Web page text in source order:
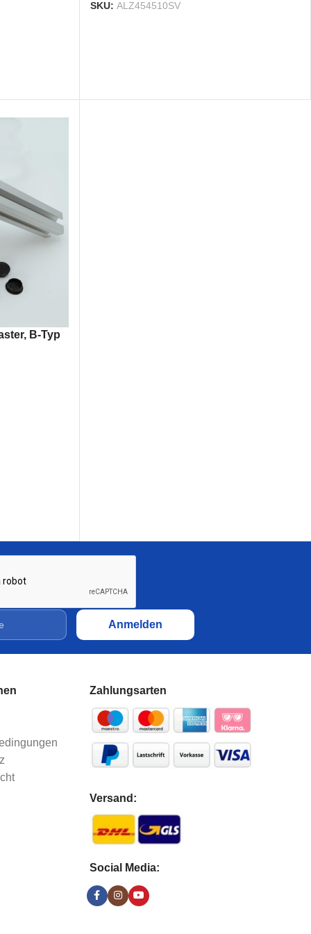
Aluprofil
SKU: ALZ454510SV
B-Typ
Zahlungsarten
Versand:
Social Media: